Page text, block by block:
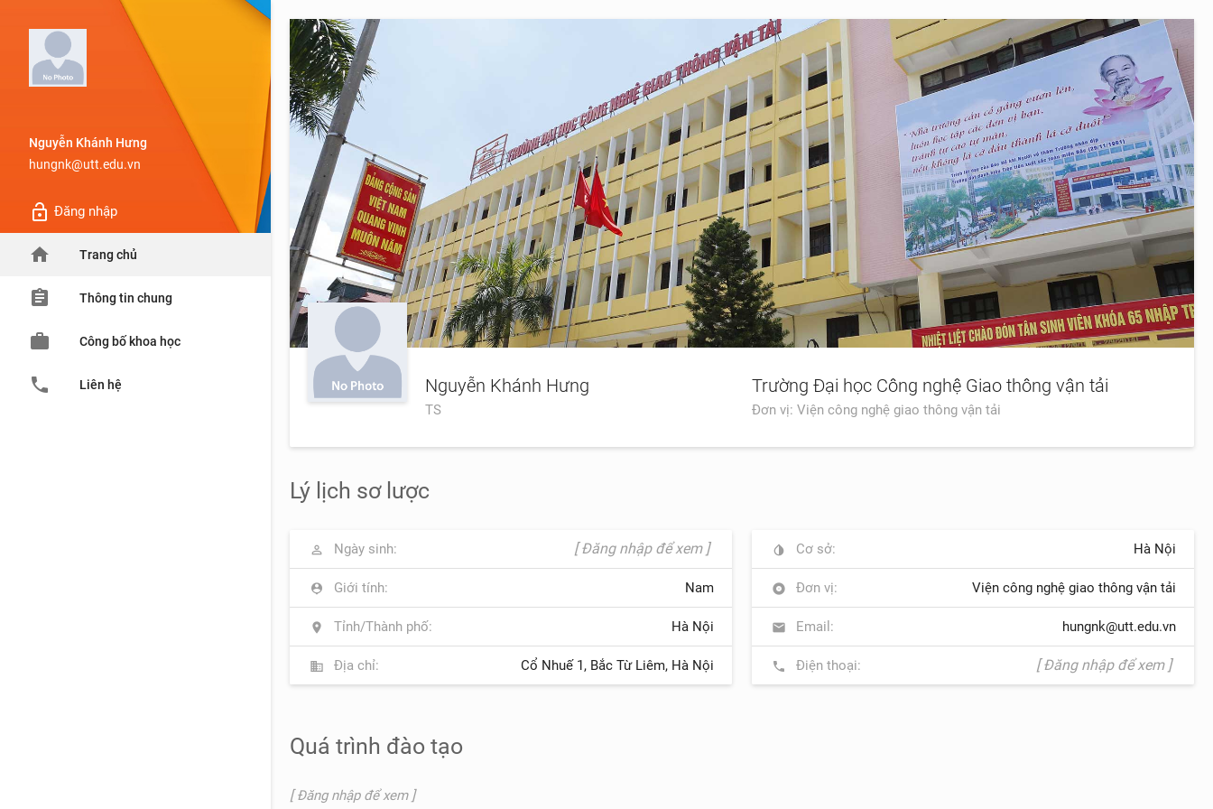
Nguyễn Khánh Hưng
hungnk@utt.edu.vn
lock_open Đăng nhập
home Trang chủ
assignment Thông tin chung
work Công bố khoa học
phone Liên hệ Nguyễn Khánh Hưng
TS
Trường Đại học Công nghệ Giao thông vận tải
Đơn vị: Viện công nghệ giao thông vận tải
Lý lịch sơ lược
perm_identity Ngày sinh: [ Đăng nhập để xem ]
person_pin Giới tính: Nam
location_on Tỉnh/Thành phố: Hà Nội
business Địa chỉ: Cổ Nhuế 1, Bắc Từ Liêm, Hà Nội
invert_colors Cơ sở: Hà Nội
album Đơn vị: Viện công nghệ giao thông vận tải
mail Email: hungnk@utt.edu.vn
phone Điện thoại: [ Đăng nhập để xem ]
Quá trình đào tạo
[ Đăng nhập để xem ]